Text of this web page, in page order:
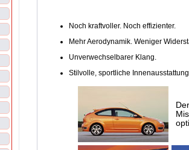
Noch kraftvoller. Noch effizienter.
Mehr Aerodynamik. Weniger
Unverwechselbarer Klang.
Stilvolle, sportliche